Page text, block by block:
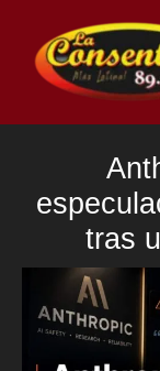
contenido
tras